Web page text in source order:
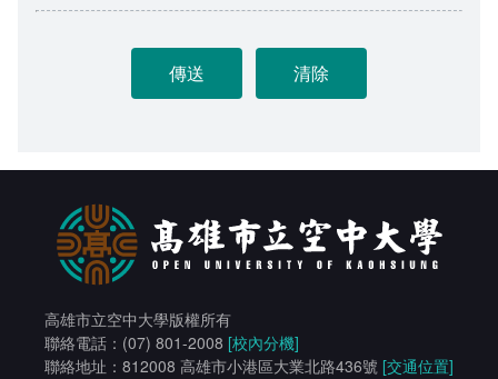
高雄市立空中大學版權所有
聯絡電話：(07) 801-2008 [校內分機]
聯絡地址：812008 高雄市小港區大業北路436號 [交通位置]